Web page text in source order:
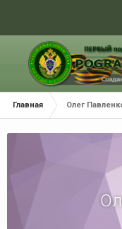
Главная Олег